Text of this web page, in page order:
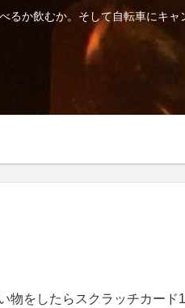
るか飲むか。そして自転車にキ
物をしたらスクラッチカード1